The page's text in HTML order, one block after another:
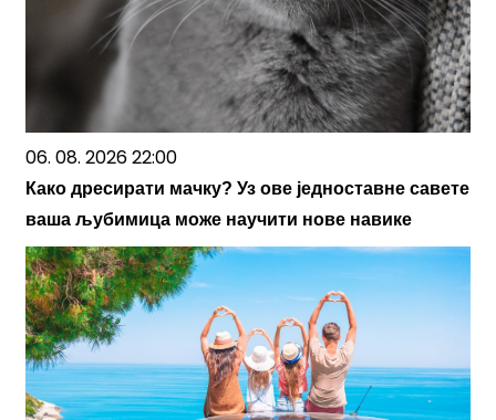
06. 08. 2026 22:00
Како дресирати мачку? Уз ове једноставне савете
ваша љубимица може научити нове навике